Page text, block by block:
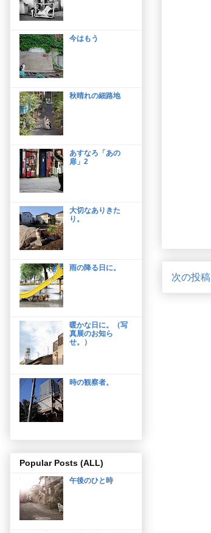
次の投稿
今はもう
秋晴れの細路地
あすなろ「あの
扉」2
大切なありきた
り。
雨の降る日に。
暖かな日に。（写
真展のお知ら
せ。）
時の観察者。
Popular Posts (ALL)
午後のひと時